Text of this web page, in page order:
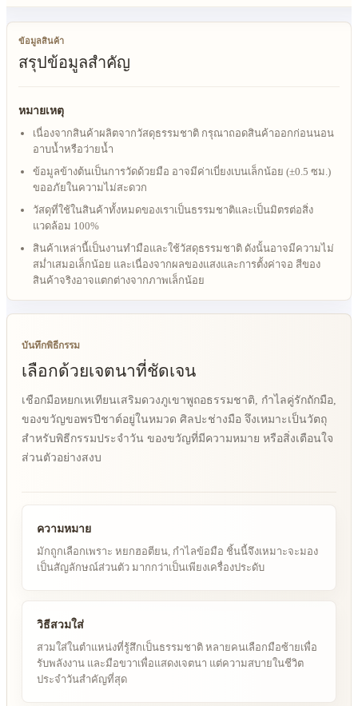
ข้อมูลสินค้า
สรุปข้อมูลสำคัญ
หมายเหตุ
เนื่องจากสินค้าผลิตจากวัสดุธรรมชาติ กรุณาถอดสินค้าออกก่อนนอน
อาบน้ำหรือว่ายน้ำ
ข้อมูลข้างต้นเป็นการวัดด้วยมือ อาจมีค่าเบี่ยงเบนเล็กน้อย (±0.5 ซม.)
ขออภัยในความไม่สะดวก
วัสดุที่ใช้ในสินค้าทั้งหมดของเราเป็นธรรมชาติและเป็นมิตรต่อสิ่ง
แวดล้อม 100%
สินค้าเหล่านี้เป็นงานทำมือและใช้วัสดุธรรมชาติ ดังนั้นอาจมีความไม่
สม่ำเสมอเล็กน้อย และเนื่องจากผลของแสงและการตั้งค่าจอ สีของ
สินค้าจริงอาจแตกต่างจากภาพเล็กน้อย
บันทึกพิธีกรรม
เลือกด้วยเจตนาที่ชัดเจน
เชือกมือหยกเหเทียนเสริมดวงภูเขาพูถอธรรมชาติ, กำไลคู่รักถักมือ,
ของขวัญขอพรปีชาต์อยู่ในหมวด ศิลปะช่างมือ จึงเหมาะเป็นวัตถุ
สำหรับพิธีกรรมประจำวัน ของขวัญที่มีความหมาย หรือสิ่งเตือนใจ
ส่วนตัวอย่างสงบ
ความหมาย
มักถูกเลือกเพราะ หยกฮอตียน, กำไลข้อมือ ชิ้นนี้จึงเหมาะจะมอง
เป็นสัญลักษณ์ส่วนตัว มากกว่าเป็นเพียงเครื่องประดับ
วิธีสวมใส่
สวมใส่ในตำแหน่งที่รู้สึกเป็นธรรมชาติ หลายคนเลือกมือซ้ายเพื่อ
รับพลังงาน และมือขวาเพื่อแสดงเจตนา แต่ความสบายในชีวิต
ประจำวันสำคัญที่สุด